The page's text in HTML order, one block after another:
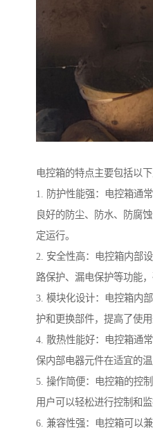
电控箱的特点主要包括以下
1. 防护性能强：电控箱通
良好的防尘、防水、防腐
定运行。
2. 安全性高：电控箱内部
路保护、漏电保护等功能
3. 模块化设计：电控箱内
护和更换部件，提高了使用
4. 散热性能好：电控箱通
保内部电器元件在适宜的
5. 操作简便：电控箱的控
用户可以轻松进行控制和监
6. 兼容性强：电控箱可以